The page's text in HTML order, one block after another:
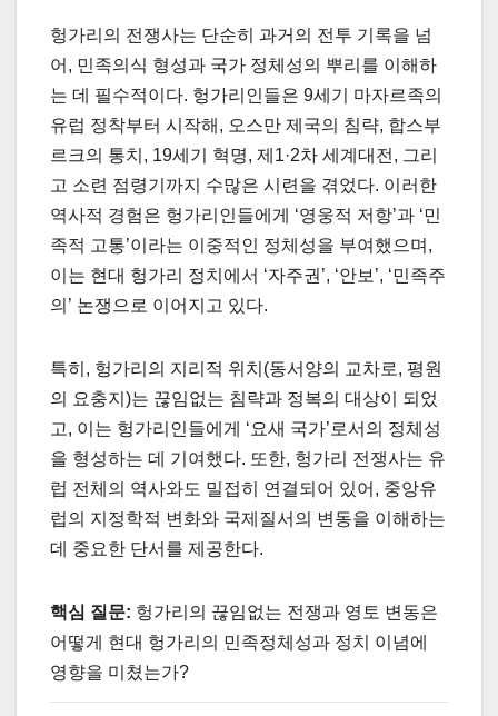
헝가리의 전쟁사는 단순히 과거의 전투 기록을 넘
어, 민족의식 형성과 국가 정체성의 뿌리를 이해하
는 데 필수적이다. 헝가리인들은 9세기 마자르족의
유럽 정착부터 시작해, 오스만 제국의 침략, 합스부
르크의 통치, 19세기 혁명, 제1·2차 세계대전, 그리
고 소련 점령기까지 수많은 시련을 겪었다. 이러한
역사적 경험은 헝가리인들에게 ‘영웅적 저항’과 ‘민
족적 고통’이라는 이중적인 정체성을 부여했으며,
이는 현대 헝가리 정치에서 ‘자주권’, ‘안보’, ‘민족주
의’ 논쟁으로 이어지고 있다.
특히, 헝가리의 지리적 위치(동서양의 교차로, 평원
의 요충지)는 끊임없는 침략과 정복의 대상이 되었
고, 이는 헝가리인들에게 ‘요새 국가’로서의 정체성
을 형성하는 데 기여했다. 또한, 헝가리 전쟁사는 유
럽 전체의 역사와도 밀접히 연결되어 있어, 중앙유
럽의 지정학적 변화와 국제질서의 변동을 이해하는
데 중요한 단서를 제공한다.
핵심 질문: 헝가리의 끊임없는 전쟁과 영토 변동은
어떻게 현대 헝가리의 민족정체성과 정치 이념에
영향을 미쳤는가?